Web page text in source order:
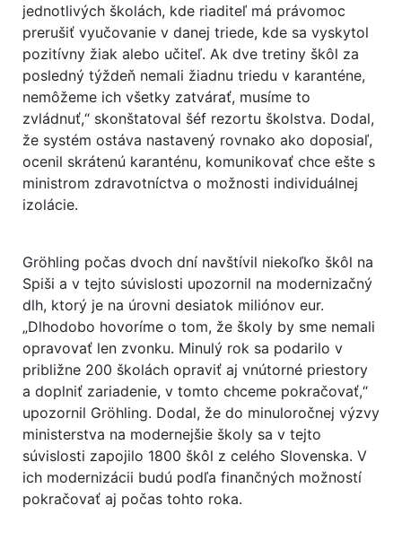
jednotlivých školách, kde riaditeľ má právomoc
prerušiť vyučovanie v danej triede, kde sa vyskytol
pozitívny žiak alebo učiteľ. Ak dve tretiny škôl za
posledný týždeň nemali žiadnu triedu v karanténe,
nemôžeme ich všetky zatvárať, musíme to
zvládnuť,“ skonštatoval šéf rezortu školstva. Dodal,
že systém ostáva nastavený rovnako ako doposiaľ,
ocenil skrátenú karanténu, komunikovať chce ešte s
ministrom zdravotníctva o možnosti individuálnej
izolácie.
Gröhling počas dvoch dní navštívil niekoľko škôl na
Spiši a v tejto súvislosti upozornil na modernizačný
dlh, ktorý je na úrovni desiatok miliónov eur.
„Dlhodobo hovoríme o tom, že školy by sme nemali
opravovať len zvonku. Minulý rok sa podarilo v
približne 200 školách opraviť aj vnútorné priestory
a doplniť zariadenie, v tomto chceme pokračovať,“
upozornil Gröhling. Dodal, že do minuloročnej výzvy
ministerstva na modernejšie školy sa v tejto
súvislosti zapojilo 1800 škôl z celého Slovenska. V
ich modernizácii budú podľa finančných možností
pokračovať aj počas tohto roka.